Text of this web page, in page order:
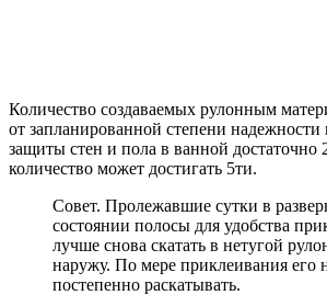
Количество создаваемых рулонным
от запланированной степени
защиты стен и пола в ванной достаточно
количество может достигать 5ти.
Совет. Пролежавшие сутки в
состоянии полосы для удобства
лучше снова скатать в нетугой
наружу. По мере приклеивания его
постепенно раскатывать.